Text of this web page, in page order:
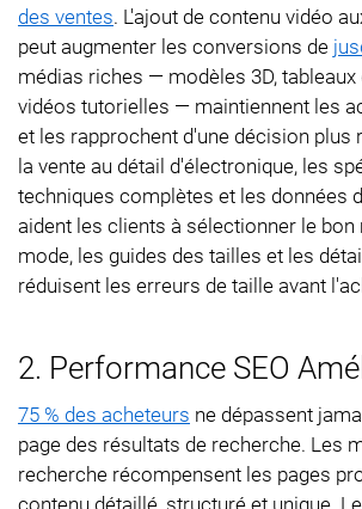
des ventes. L'ajout de contenu vidéo
peut augmenter les conversions de
médias riches — modèles 3D,
vidéos tutorielles — maintiennent les
et les rapprochent d'une décision plus
la vente au détail d'électronique, les
techniques complètes et les données
aident les clients à sélectionner le bon
mode, les guides des tailles et les
réduisent les erreurs de taille avant
2. Performance SEO
75 % des acheteurs ne dépassent
page des résultats de recherche. Les
recherche récompensent les pages
contenu détaillé, structuré et unique.